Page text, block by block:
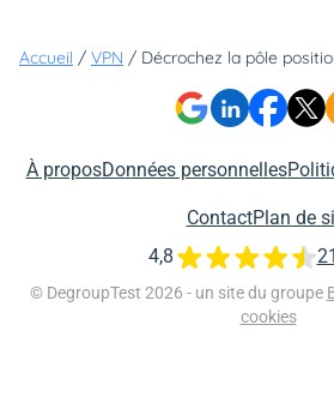
Accueil / VPN /
À proposDonnées personnelles
ContactPlan de
© DegroupTest 2026 - un site du groupe
cookies
4,8